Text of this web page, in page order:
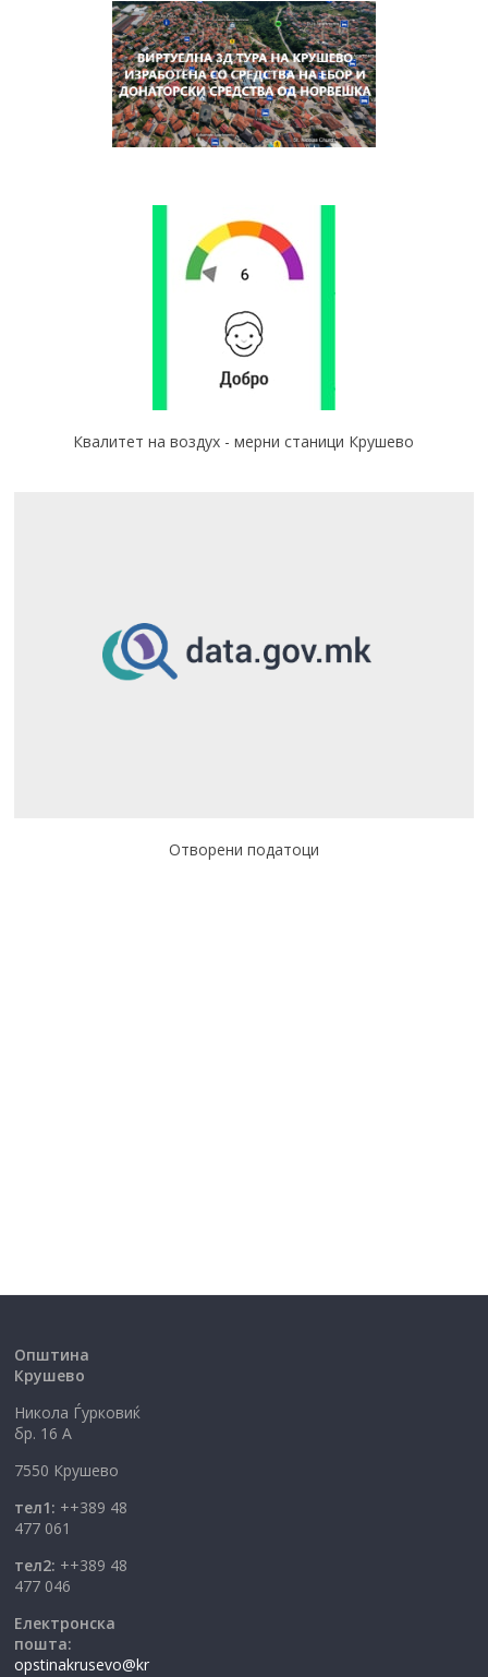
Квалитет на воздух - мерни станици Крушево
Отворени податоци
Општина
Крушево
Никола Ѓурковиќ
бр. 16 А
7550 Крушево
тел1: ++389 48
477 061
тел2: ++389 48
477 046
Електронска
пошта:
opstinakrusevo@kr